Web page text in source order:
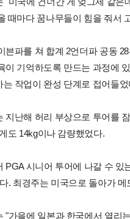
때마다 꿈나무들이 힘을 줘서
븐파를 쳐 합계 2언더파 공동
이 기억하도록 만드는 과정에
는 작업이 완성 단계로 접어들
지난해 허리 부상으로 투어를
도 14kg이나 감량했었다.
PGA 시니어 투어에 나갈 수
. 최경주는 미국으로 돌아가
"가을에 일본과 한국에서 열리